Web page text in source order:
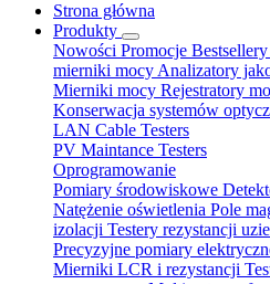
Strona główna
Produkty
Nowości Promocje Bestsellery
mierniki mocy Analizatory
Mierniki mocy Rejestratory
Konserwacja systemów
LAN Cable Testers
PV Maintance Testers
Oprogramowanie
Pomiary środowiskowe
Natężenie oświetlenia Pole
izolacji Testery rezystancji
Precyzyjne pomiary
Mierniki LCR i rezystancji